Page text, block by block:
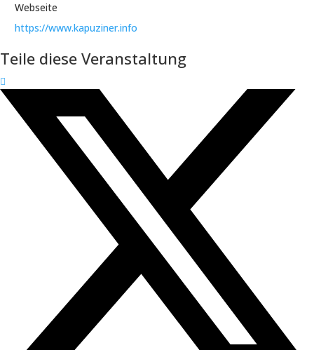
Webseite
https://www.kapuziner.info
Teile diese Veranstaltung